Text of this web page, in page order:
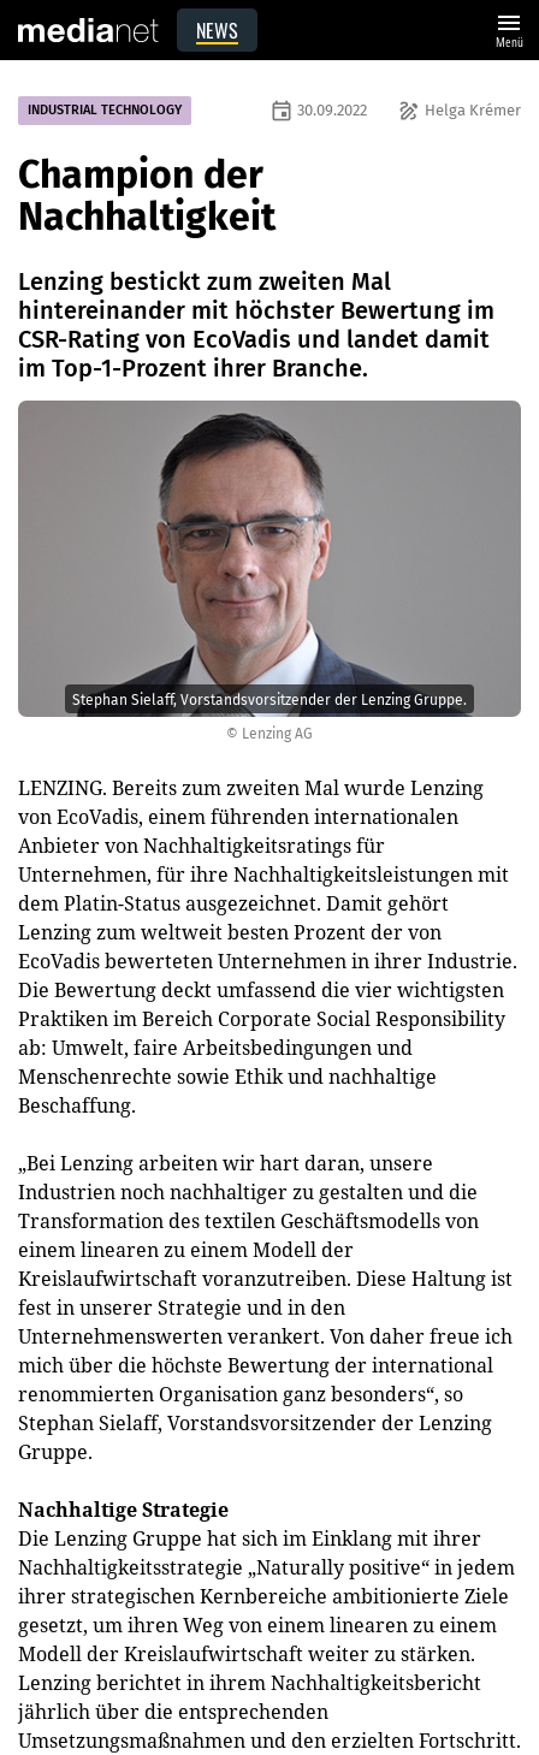
NEWS menu
Menü
© Lenzing AG
Stephan Sielaff, Vorstandsvorsitzender der Lenzing Gruppe.
INDUSTRIAL TECHNOLOGY draw Helga Krémer
event 30.09.2022
Champion der
Nachhaltigkeit
Lenzing bestickt zum zweiten Mal
hintereinander mit höchster Bewertung im
CSR-Rating von EcoVadis und landet damit
im Top-1-Prozent ihrer Branche.
LENZING. Bereits zum zweiten Mal wurde Lenzing
von EcoVadis, einem führenden internationalen
Anbieter von Nachhaltigkeitsratings für
Unternehmen, für ihre Nachhaltigkeitsleistungen mit
dem Platin-Status ausgezeichnet. Damit gehört
Lenzing zum weltweit besten Prozent der von
EcoVadis bewerteten Unternehmen in ihrer Industrie.
Die Bewertung deckt umfassend die vier wichtigsten
Praktiken im Bereich Corporate Social Responsibility
ab: Umwelt, faire Arbeitsbedingungen und
Menschenrechte sowie Ethik und nachhaltige
Beschaffung.
„Bei Lenzing arbeiten wir hart daran, unsere
Industrien noch nachhaltiger zu gestalten und die
Transformation des textilen Geschäftsmodells von
einem linearen zu einem Modell der
Kreislaufwirtschaft voranzutreiben. Diese Haltung ist
fest in unserer Strategie und in den
Unternehmenswerten verankert. Von daher freue ich
mich über die höchste Bewertung der international
renommierten Organisation ganz besonders“, so
Stephan Sielaff, Vorstandsvorsitzender der Lenzing
Gruppe.
Nachhaltige Strategie
Die Lenzing Gruppe hat sich im Einklang mit ihrer
Nachhaltigkeitsstrategie „Naturally positive“ in jedem
ihrer strategischen Kernbereiche ambitionierte Ziele
gesetzt, um ihren Weg von einem linearen zu einem
Modell der Kreislaufwirtschaft weiter zu stärken.
Lenzing berichtet in ihrem Nachhaltigkeitsbericht
jährlich über die entsprechenden
Umsetzungsmaßnahmen und den erzielten Fortschritt.